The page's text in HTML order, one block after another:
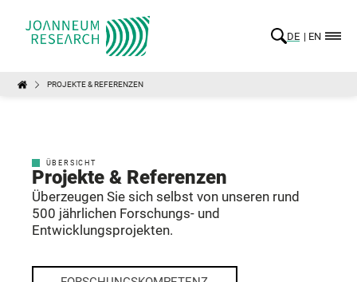
DE EN
PROJEKTE & REFERENZEN
ÜBERSICHT
Projekte & Referenzen
Überzeugen Sie sich selbst von unseren rund
500 jährlichen Forschungs- und
Entwicklungsprojekten.